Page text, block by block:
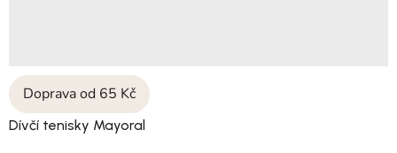
Doprava od 65 Kč
Dívčí tenisky Mayoral